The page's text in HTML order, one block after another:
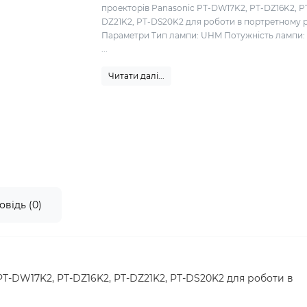
проекторів Panasonic PT-DW17K2, PT-DZ16K2,
DZ21K2, PT-DS20K2 для роботи в портретному
Параметри Тип лампи: UHM Потужність лампи:
Читати далі...
(0)
PT-DZ16K2, PT-DZ21K2, PT-DS20K2 для роботи в